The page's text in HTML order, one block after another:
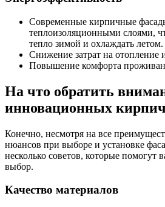
Современные кирпичные
теплоизоляционными слоями,
тепло зимой и охлаждать летом.
Снижение затрат на отопление
Повышение комфорта
На что обратить
инновационных
Конечно, несмотря на все
нюансов при выборе и установке
несколько советов, которые помогут
выбор.
Качество материалов